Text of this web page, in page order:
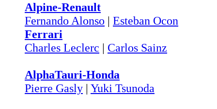
Alpine-Renault
Fernando Alonso | Esteban Ocon
Ferrari
Charles Leclerc | Carlos Sainz
AlphaTauri-Honda
Pierre Gasly | Yuki Tsunoda